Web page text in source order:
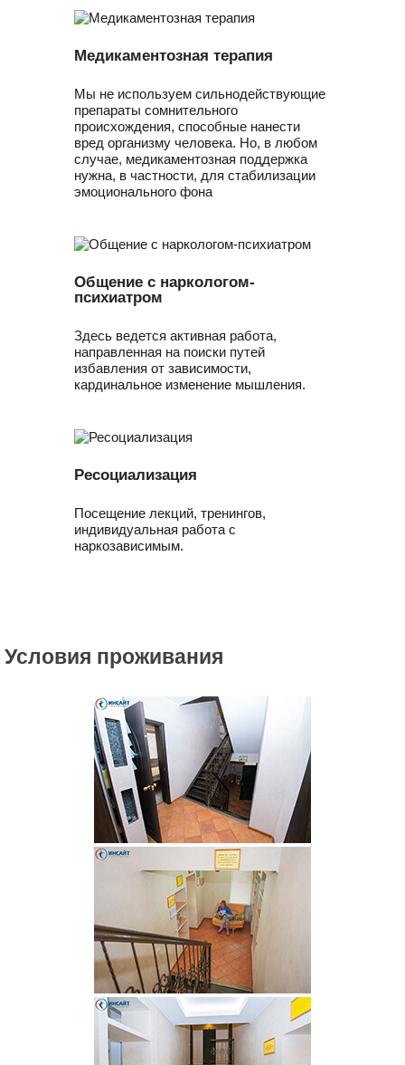
Медикаментозная терапия
Мы не используем сильнодействующие
препараты сомнительного
происхождения, способные нанести
вред организму человека. Но, в любом
случае, медикаментозная поддержка
нужна, в частности, для стабилизации
эмоционального фона
Общение с наркологом-
психиатром
Здесь ведется активная работа,
направленная на поиски путей
избавления от зависимости,
кардинальное изменение мышления.
Ресоциализация
Посещение лекций, тренингов,
индивидуальная работа с
наркозависимым.
Условия проживания